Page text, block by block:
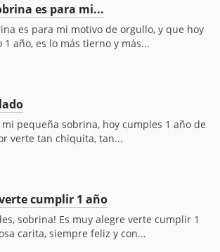
es para mi...
es para mi motivo de orgullo, y que hoy
año, es lo más tierno y más...
pequeña sobrina, hoy cumples 1 año de
verte tan chiquita, tan...
cumplir 1 año
sobrina! Es muy alegre verte cumplir 1
carita, siempre feliz y con...